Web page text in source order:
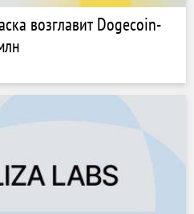
возглавит Dogecoin-